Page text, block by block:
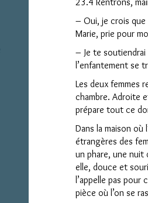
– Oui, je crois que
Marie, prie pour
– Je te soutiendrai
l’enfantement se
Les deux femmes
chambre. Adroite
prépare tout ce
Dans la maison
étrangères des
un phare, une nuit
elle, douce et
l’appelle pas pour
pièce où l’on se